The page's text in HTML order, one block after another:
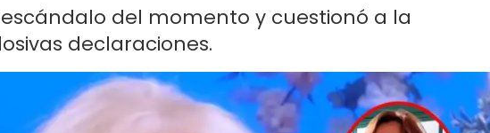
del momento y cuestionó a la
declaraciones.